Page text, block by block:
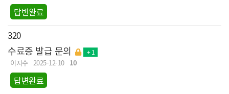
답변완료
320
수료증 발급 문의 + 1
이지수 2025-12-10 10
답변완료